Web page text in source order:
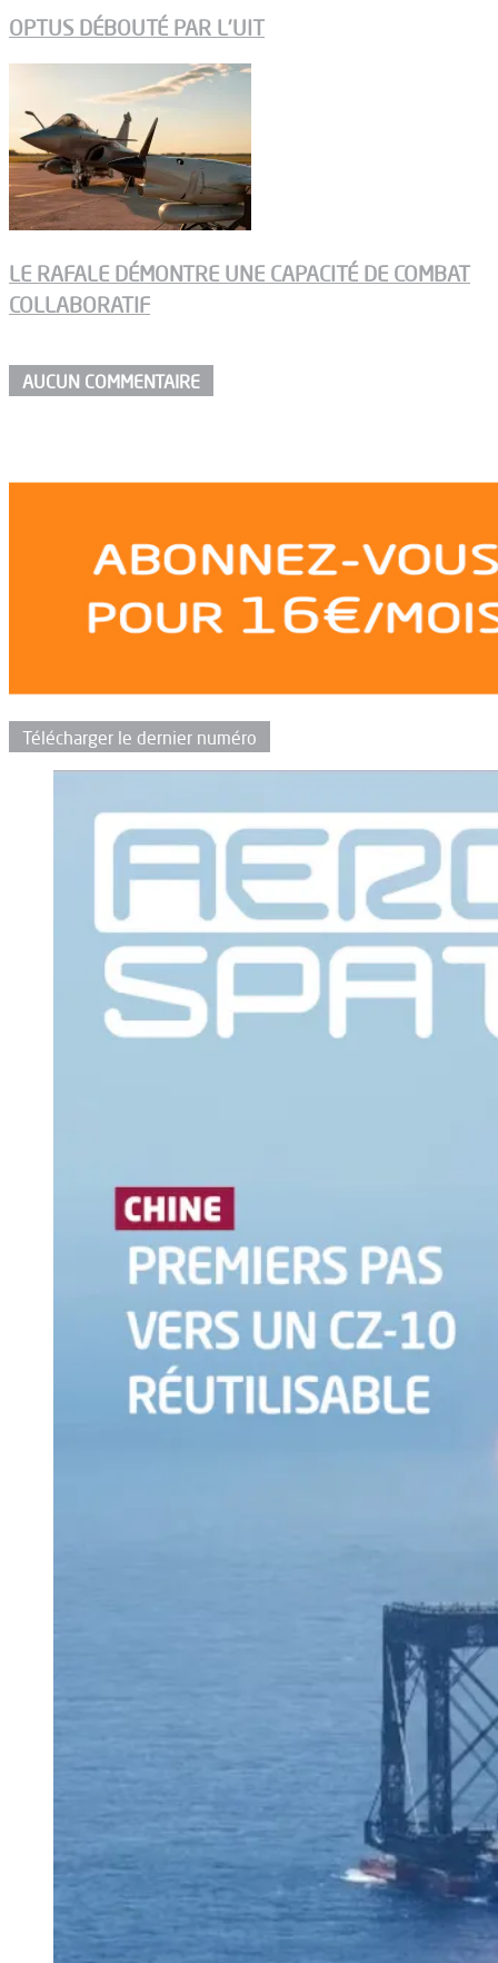
OPTUS DÉBOUTÉ PAR L’UIT
LE RAFALE DÉMONTRE UNE CAPACITÉ DE COMBAT
COLLABORATIF
AUCUN COMMENTAIRE
Télécharger le dernier numéro